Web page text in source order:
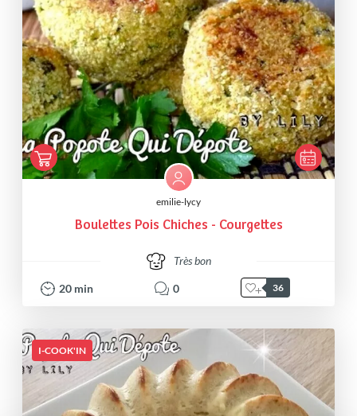
emilie-lycy
Boulettes Pois Chiches - Courgettes
Très bon
20 min 0 36
I-COOK'IN